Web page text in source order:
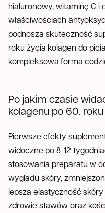
hialuronowy, witaminę C i
właściwościach
podnoszą skuteczność
roku życia kolagen do
kompleksowa forma
Po jakim czasie
kolagenu po 60.
Pierwsze efekty
widoczne po 8-12
stosowania preparatu w
wyglądu skóry,
lepsza elastyczność
zdrowie stawów oraz